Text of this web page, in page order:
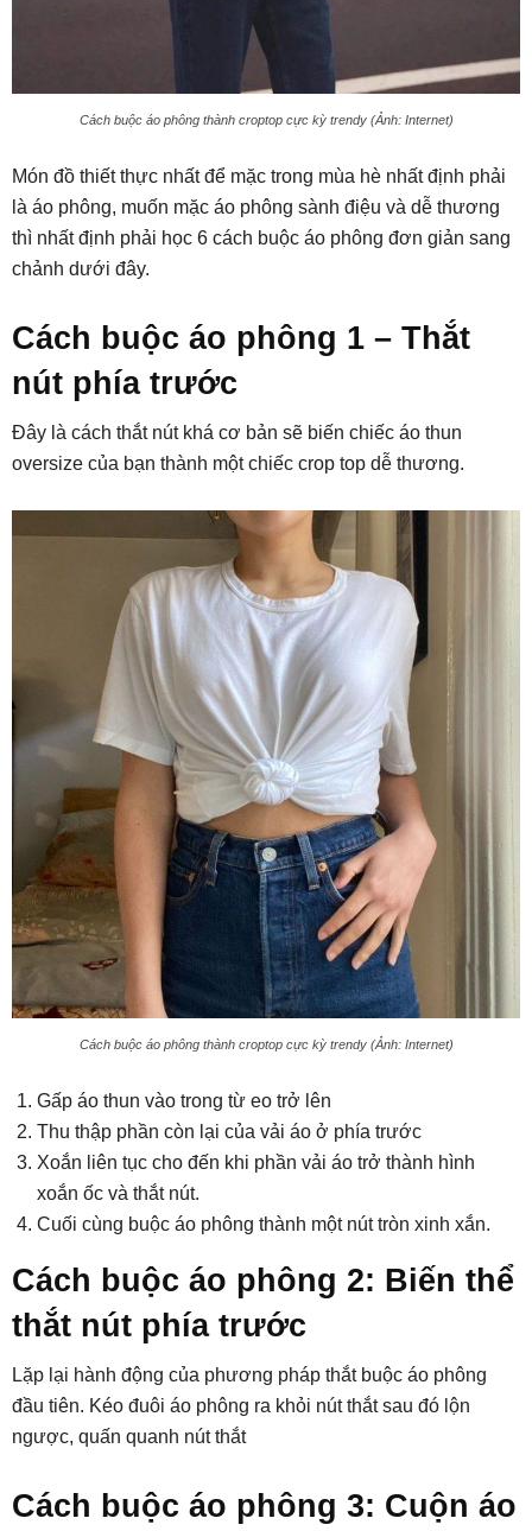
Cách buộc áo phông thành croptop cực kỳ trendy (Ảnh: Internet)
Món đồ thiết thực nhất để mặc trong mùa hè nhất định phải
là áo phông, muốn mặc áo phông sành điệu và dễ thương
thì nhất định phải học 6 cách buộc áo phông đơn giản sang
chảnh dưới đây.
Cách buộc áo phông 1 – Thắt
nút phía trước
Đây là cách thắt nút khá cơ bản sẽ biến chiếc áo thun
oversize của bạn thành một chiếc crop top dễ thương.
Cách buộc áo phông thành croptop cực kỳ trendy (Ảnh: Internet)
Gấp áo thun vào trong từ eo trở lên
Thu thập phần còn lại của vải áo ở phía trước
Xoắn liên tục cho đến khi phần vải áo trở thành hình
xoắn ốc và thắt nút.
Cuối cùng buộc áo phông thành một nút tròn xinh xắn.
Cách buộc áo phông 2: Biến thể
thắt nút phía trước
Lặp lại hành động của phương pháp thắt buộc áo phông
đầu tiên. Kéo đuôi áo phông ra khỏi nút thắt sau đó lộn
ngược, quấn quanh nút thắt
Cách buộc áo phông 3: Cuộn áo